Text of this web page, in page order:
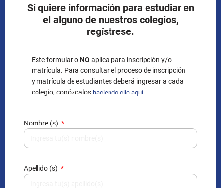
Si quiere información para estudiar en
el alguno de nuestros colegios,
regístrese.
Este formularioNO aplica para inscripción y/o
matrícula. Para consultar el proceso de inscripción
y matrícula de estudiantes deberá ingresar a cada
colegio, conózcalos haciendo clic aquí.
Nombre (s)
Apellido (s)